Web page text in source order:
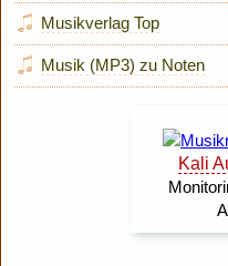
Musikverlag Top
Musik (MP3) zu Noten